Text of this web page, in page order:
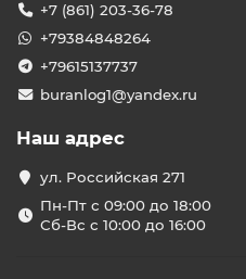
+7 (861) 203-36-78
+79384848264
+79615137737
buranlog1@yandex.ru
Наш адрес
ул. Российская 271
Пн-Пт с 09:00 до 18:00
Сб-Вс с 10:00 до 16:00